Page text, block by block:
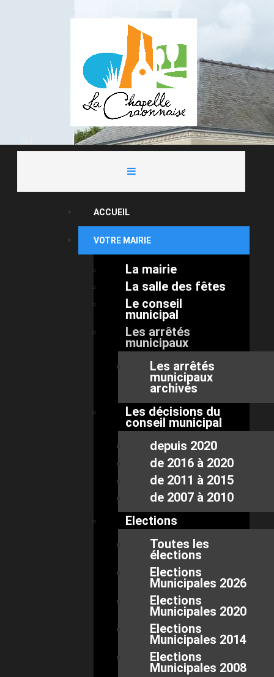
ACCUEIL
VOTRE MAIRIE
La mairie
La salle des fêtes
Le conseil
municipal
Les arrêtés
municipaux
Les arrêtés
municipaux
archivés
Les décisions du
conseil municipal
depuis 2020
de 2016 à 2020
de 2011 à 2015
de 2007 à 2010
Elections
Toutes les
élections
Elections
Municipales 2026
Elections
Municipales 2020
Elections
Municipales 2014
Elections
Municipales 2008